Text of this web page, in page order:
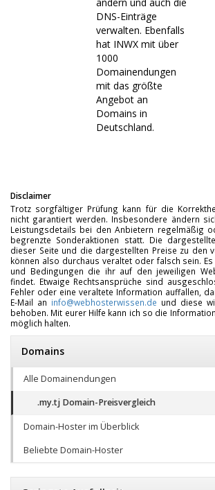
DNS-Einträge
verwalten. Ebenfalls
hat INWX mit über
1000
Domainendungen
mit das größte
Angebot an
Domains in
Deutschland.
Disclaimer
Trotz sorgfältiger Prüfung kann für die
nicht garantiert werden. Insbesondere ändern
Leistungsdetails bei den Anbietern regelmäßig
begrenzte Sonderaktionen statt. Die
dieser Seite und die dargestellten Preise zu den
können also durchaus veraltet oder falsch sein.
und Bedingungen die ihr auf den jeweiligen
findet. Etwaige Rechtsansprüche sind
Fehler oder eine veraltete Information auffallen,
E-Mail an info@webhosterwissen.de und diese
behoben. Mit eurer Hilfe kann ich so die
möglich halten.
Domains
Alle Domainendungen
.my.tj Domain-Preisvergleich
Domain-Hoster im Überblick
Beliebte Domain-Hoster